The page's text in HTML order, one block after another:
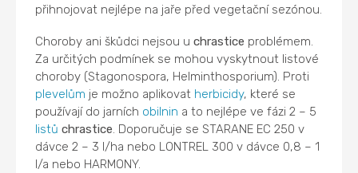
přihnojovat nejlépe na jaře před vegetační sezónou.
Choroby ani škůdci nejsou uchrastice problémem.
Za určitých podmínek se mohou vyskytnout listové
choroby (Stagonospora, Helminthosporium). Proti
plevelům je možno aplikovat herbicidy, které se
používají do jarních obilnin a to nejlépe ve fázi 2 – 5
listů chrastice. Doporučuje se STARANE EC 250 v
dávce 2 – 3 l/ha nebo LONTREL 300 v dávce 0,8 – 1
l/a nebo HARMONY.